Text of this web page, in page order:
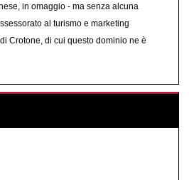
in omaggio - ma senza alcuna
al turismo e marketing
Crotone, di cui questo dominio ne è